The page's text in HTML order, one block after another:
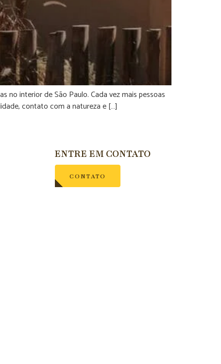
no interior de São Paulo. Cada vez mais pessoas
contato com a natureza e […]
ENTRE EM CONTATO
CONTATO